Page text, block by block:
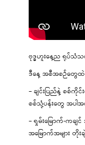
ဗုဒ္ဓဟူးနေ့ည ရုပ်သံသ
ဒီနေ့ အစီအစဉ်တွေထဲ
– ချင်းပြည်နဲ့ စစ်
စစ်သုံ့ပန်းတွေ အပါ
– ရှမ်းမြောက်-ကခ
အမြောက်အများ တိုး